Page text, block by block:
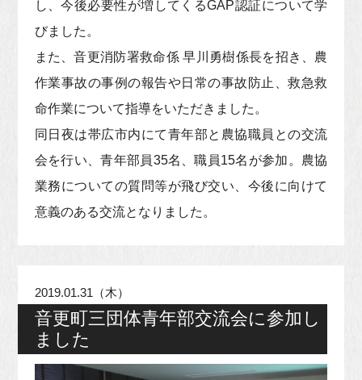
し、今後必要性が増してくるGAP認証について学
びました。
また、音更消防署救命係 早川勇樹係長を招き、農
作業事故の事例の報告や日常の事故防止、救急救
命作業について指導をいただきました。
同日夜は帯広市内にて青年部と農協職員との交流
会を行い、青年部員35名、職員15名が参加。農協
業務についての質問等が飛び交い、今後に向けて
意義のある交流となりました。
2019.01.31（木）
音更町三団体青年部交流会に参加し
ました